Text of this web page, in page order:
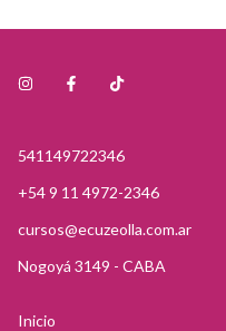
541149722346
+54 9 11 4972-2346
cursos@ecuzeolla.com.ar
Nogoyá 3149 - CABA
Inicio